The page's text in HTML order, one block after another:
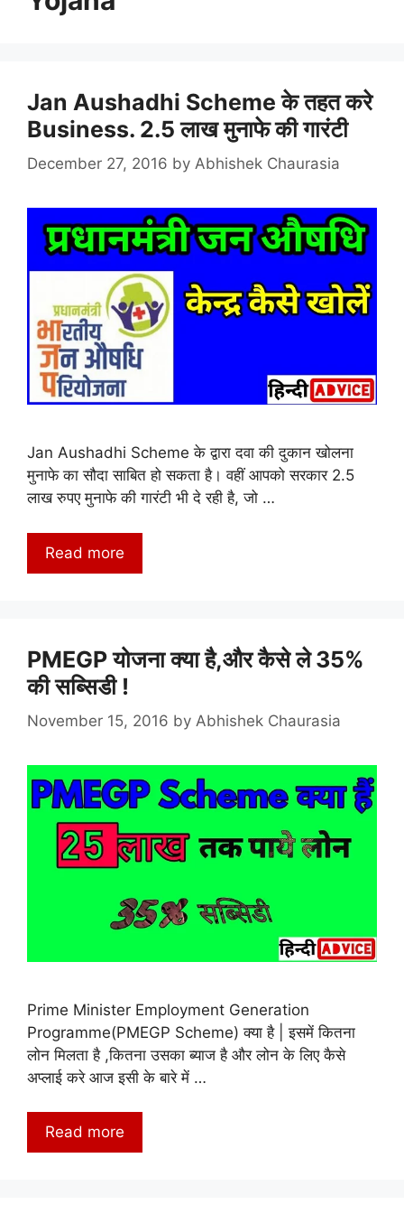
Jan Aushadhi Scheme के तहत करे
Business. 2.5 लाख मुनाफे की गारंटी
December 27, 2016 by Abhishek Chaurasia
Jan Aushadhi Scheme के द्वारा दवा की दुकान खोलना
मुनाफे का सौदा साबित हो सकता है। वहीं आपको सरकार 2.5
लाख रुपए मुनाफे की गारंटी भी दे रही है, जो …
Read more
PMEGP योजना क्या है,और कैसे ले 35%
की सब्सिडी !
November 15, 2016 by Abhishek Chaurasia
Prime Minister Employment Generation
Programme(PMEGP Scheme) क्या है | इसमें कितना
लोन मिलता है ,कितना उसका ब्याज है और लोन के लिए कैसे
अप्लाई करे आज इसी के बारे में …
Read more